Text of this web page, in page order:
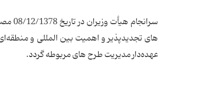
های تجدیدپذیر و اهمیت بین المللی و
عهده‌دار مدیریت طرح های مربوطه گردد.